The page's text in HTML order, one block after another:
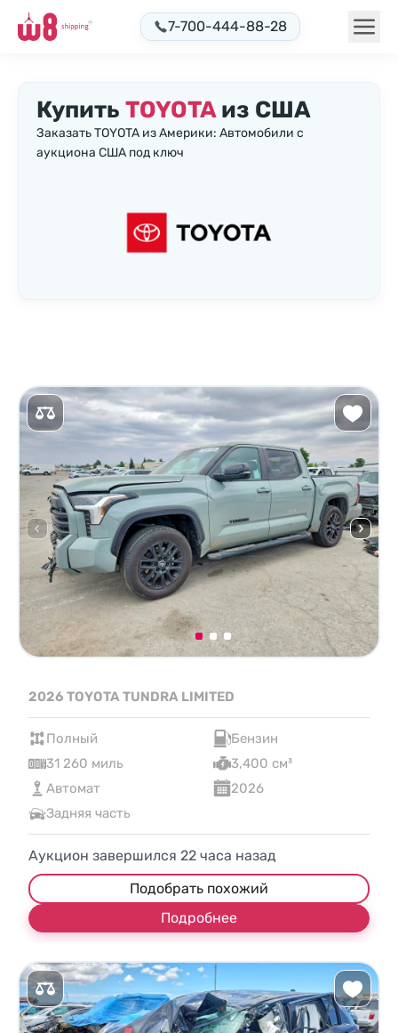
7-700-444-88-28
Купить TOYOTAиз США
Заказать TOYOTA из Америки: Автомобили с
аукциона США под ключ
2026 TOYOTA TUNDRA LIMITED
Полный
Бензин
31 260 миль
3,400 см³
Автомат
2026
Задняя часть
Аукцион завершился 22 часа назад
Подобрать похожий
Подробнее